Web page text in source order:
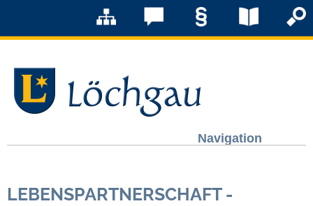
Navigation
Grußwort Bürgermeister
LEBENSPARTNERSCHAFT -